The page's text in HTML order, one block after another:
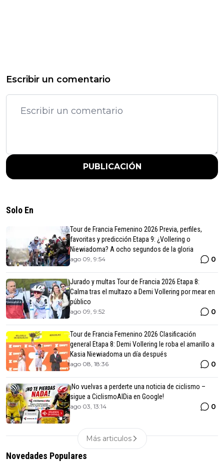
Escribir un comentario
PUBLICACIÓN
Solo En
Tour de Francia Femenino 2026 Previa, perfiles,
favoritas y predicción Etapa 9: ¿Vollering o
Niewiadoma? A ocho segundos de la gloria
ago 09, 9:54 0
Jurado y multas Tour de Francia 2026 Etapa 8:
Calma tras el multazo a Demi Vollering por mear en
público
ago 09, 9:52 0
Tour de Francia Femenino 2026 Clasificación
general Etapa 8: Demi Vollering le roba el amarillo a
Kasia Niewiadoma un día después
ago 08, 18:36 0
¡No vuelvas a perderte una noticia de ciclismo –
sigue a CiclismoAlDia en Google!
ago 03, 13:14 0
Más articulos
Novedades Populares